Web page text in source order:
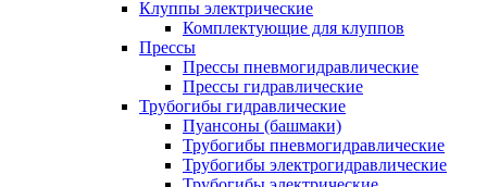
Клуппы электрические
Комплектующие для клуппов
Прессы
Прессы пневмогидравлические
Прессы гидравлические
Трубогибы гидравлические
Пуансоны (башмаки)
Трубогибы пневмогидравлические
Трубогибы электрогидравлические